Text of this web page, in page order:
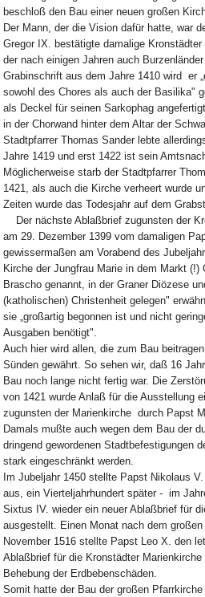
beschloß den Bau einer neuen großen
Der Mann, der die Vision dafür hatte, war
Gregor IX. bestätigte damalige
der nach einigen Jahren auch
Grabinschrift aus dem Jahre 1410 wird er
sowohl des Chores als auch der Basilika"
als Deckel für seinen Sarkophag
in der Chorwand hinter dem Altar der
Stadtpfarrer Thomas Sander lebte
Jahre 1419 und erst 1422 ist sein
Möglicherweise starb der Stadtpfarrer
1421, als auch die Kirche verheert wurde
Zeiten wurde das Todesjahr auf dem
Der nächste Ablaßbrief zugunsten der
am 29. Dezember 1399 vom damaligen
gewissermaßen am Vorabend des
Kirche der Jungfrau Marie in dem Markt (!)
Brascho genannt, in der Graner Diözese
(katholischen) Christenheit gelegen"
sie „großartig begonnen ist und nicht
Ausgaben benötigt".
Auch hier wird allen, die zum Bau
Sünden gewährt. So sehen wir, daß 16
Bau noch lange nicht fertig war. Die
von 1421 wurde Anlaß für die Ausstellung
zugunsten der Marienkirche durch Papst
Damals mußte auch wegen dem Bau der
dringend gewordenen Stadtbefestigungen
stark eingeschränkt werden.
Im Jubeljahr 1450 stellte Papst Nikolaus
aus, ein Vierteljahrhundert später - im
Sixtus IV. wieder ein neuer Ablaßbrief für
ausgestellt. Einen Monat nach dem
November 1516 stellte Papst Leo X. den
Ablaßbrief für die Kronstädter
Behebung der Erdbebenschäden.
Somit hatte der Bau der großen